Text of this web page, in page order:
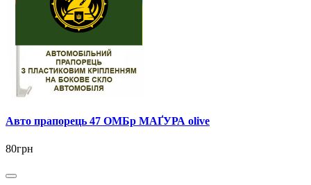
Авто прапорець 47 ОМБр МАҐУРА olive
80грн